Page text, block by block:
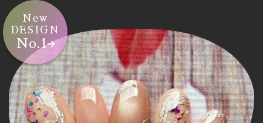
New
DESIGN
No.1